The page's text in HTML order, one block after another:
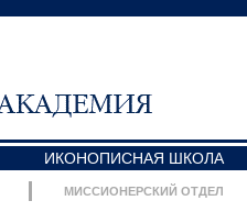
ИКОНОПИСНАЯ ШКОЛА
МИССИОНЕРСКИЙ ОТДЕЛ